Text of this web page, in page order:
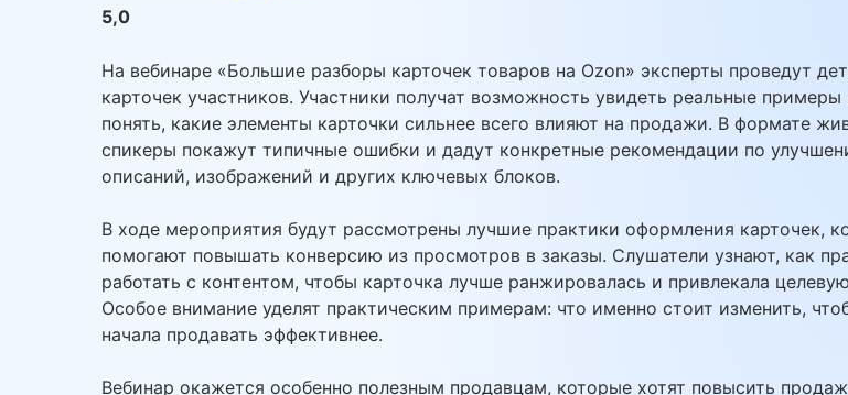
5,0
На вебинаре «Большие разборы карточек товаров на Ozon» эксперты проведут
карточек участников. Участники получат возможность увидеть реальные примеры
понять, какие элементы карточки сильнее всего влияют на продажи. В формате
спикеры покажут типичные ошибки и дадут конкретные рекомендации по
описаний, изображений и других ключевых блоков.
В ходе мероприятия будут рассмотрены лучшие практики оформления карточек,
помогают повышать конверсию из просмотров в заказы. Слушатели узнают, как
работать с контентом, чтобы карточка лучше ранжировалась и привлекала
Особое внимание уделят практическим примерам: что именно стоит изменить,
начала продавать эффективнее.
Вебинар окажется особенно полезным продавцам, которые хотят повысить